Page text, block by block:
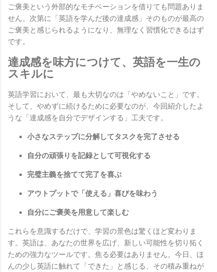
ご褒美という外部的なモチベーションを借りても問題ありま
せん。次第に「英語を学んだ後の達成感」そのものが最高の
ご褒美と感じられるようになり、無理なく習慣化できるはず
です。
達成感を味方につけて、英語を一生の
スキルに
英語学習において、最も大切なのは「やめないこと」です。
そして、やめずに続けるために必要なのが、今回紹介したよ
うな「達成感を自分でデザインする」工夫です。
小さなステップに分解してタスクを完了させる
自分の頑張りを記録として可視化する
完璧主義を捨てて完了を喜ぶ
アウトプットで「使える」喜びを味わう
自分にご褒美を用意して楽しむ
これらを意識するだけで、学習の景色は驚くほど変わりま
す。英語は、あなたの世界を広げ、新しい可能性を切り拓く
ための強力なツールです。焦る必要はありません。今日、ほ
んの少し英語に触れて「できた」と感じる、その積み重ねが